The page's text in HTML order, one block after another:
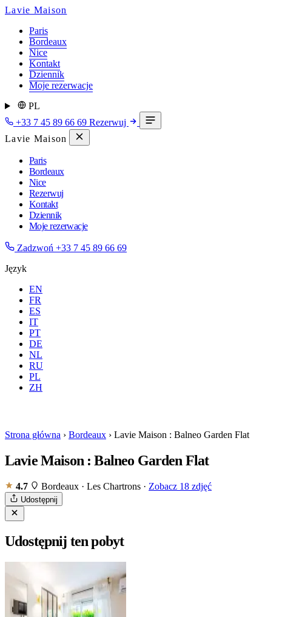
Lavie Maison
Paris
Bordeaux
Nice
Kontakt
Dziennik
Moje rezerwacje
PL
+33 7 45 89 66 69 Rezerwuj
Lavie Maison
Paris
Bordeaux
Nice
Rezerwuj
Kontakt
Dziennik
Moje rezerwacje
Zadzwoń +33 7 45 89 66 69
Język
EN
FR
ES
IT
PT
DE
NL
RU
PL
ZH
Gdzie Wszystkie
Strona główna › Bordeaux › Lavie Maison : Balneo Garden Flat
Lavie Maison : Balneo Garden Flat
4.7 Bordeaux · Les Chartrons · Zobacz 18 zdjęć
Udostępnij
Udostępnij ten pobyt